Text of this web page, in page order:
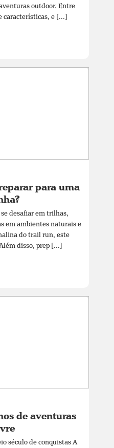
outdoor. Entre
características, e [...]
para uma
desafiar em trilhas,
em ambientes naturais e
do trail run, este
disso, prep [...]
de aventuras
século de conquistas A